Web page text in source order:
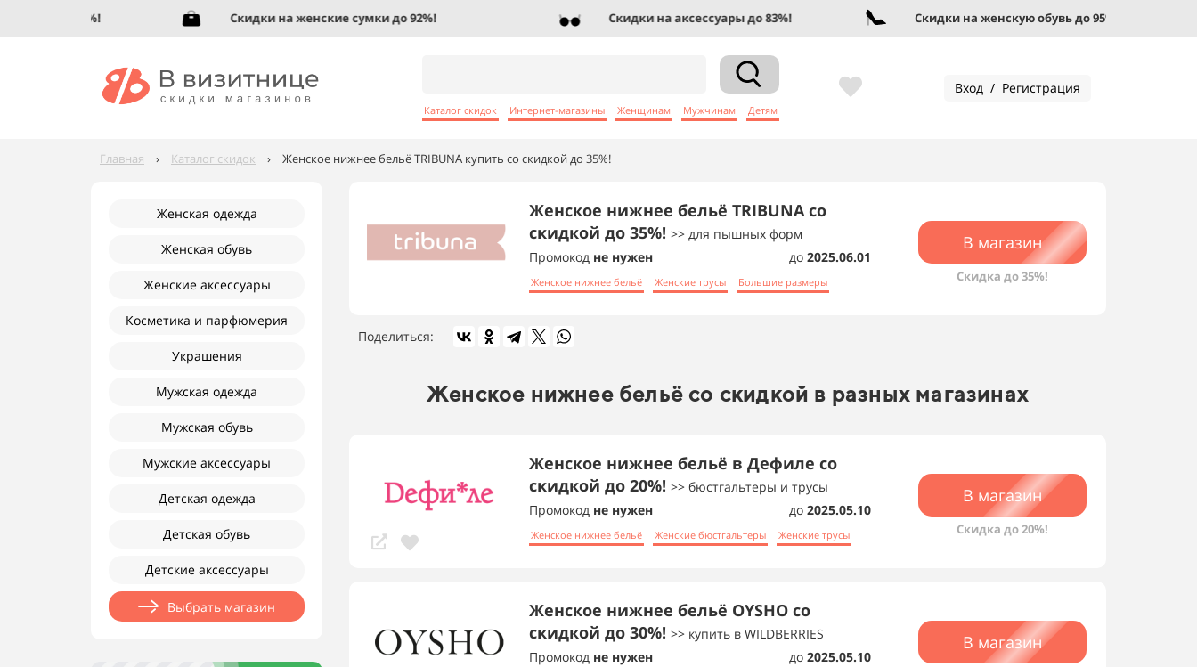
Скидки на женские сумки до 92%! Скидки на аксессуары до 83%! Скидки на женскую обувь до 95%!
Каталог скидок Интернет-магазины Женщинам Мужчинам Детям
Вход / Регистрация
Главная › Каталог скидок › Женское нижнее бельё TRIBUNA купить со скидкой до 35%!
Женская одежда
Женская обувь
Женские аксессуары
Косметика и парфюмерия
Украшения
Мужская одежда
Мужская обувь
Мужские аксессуары
Детская одежда
Детская обувь
Детские аксессуары
Выбрать магазин
Женское нижнее бельё TRIBUNA со
скидкой до 35%! >> для пышных форм
Промокод не нужен до 2025.06.01
Женское нижнее бельё Женские трусы Большие размеры
В магазин
Скидка до 35%!
Поделиться:
Женское нижнее бельё со скидкой в разных магазинах
Женское нижнее бельё в Дефиле со
скидкой до 20%! >> бюстгальтеры и трусы
Промокод не нужен до 2025.05.10
Женское нижнее бельё Женские бюстгальтеры Женские трусы
В магазин
Скидка до 20%!
Женское нижнее бельё OYSHO со
скидкой до 30%! >> купить в WILDBERRIES
Промокод не нужен до 2025.05.10
В магазин